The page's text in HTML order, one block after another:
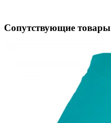
Сопутствующие товары